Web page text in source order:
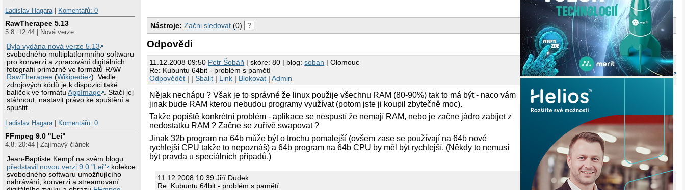
Ladislav Hagara
Komentářů: 0
RawTherapee 5.13
5.8. 12:44 | Nová verze
Byla vydána nová verze 5.13
svobodného multiplatformního softwaru
pro konverzi a zpracování digitálních
fotografií primárně ve formátů RAW
RawTherapee (Wikipedie ). Vedle
zdrojových kódů je k dispozici také
balíček ve formátuAppImage . Stačí jej
stáhnout, nastavit právo ke spuštění a
spustit.
Ladislav Hagara
Komentářů: 0
FFmpeg 9.0 "Lei"
4.8. 20:44 | Zajímavý článek
Jean-Baptiste Kempf na svém blogu
představil novou verzi 9.0 "Lei"
kolekce
svobodného softwaru umožňujícího
nahrávání, konverzi a streamovaní
Nástroje: Začni sledovat (0) ?
Odpovědi
11.12.2008 09:50 Petr Šobáň | skóre: 80 | blog:soban | Olomouc
Re: Kubuntu 64bit - problém s pamětí
Odpovědět | |Sbalit | Link | Blokovat |Admin
Nějak nechápu ? Však je to správné že linux použije všechnu RAM (80-90%) tak to má být - naco vám
jinak bude RAM kterou nebudou programy využívat (potom jste ji koupil zbytečně moc).
Takže popiště konkrétní problém - aplikace se nespustí že nemají RAM, nebo je začne jádro zabíjet z
nedostatku RAM ? Začne se zuřivě swapovat ?
Jinak 32b program na 64b může být o trochu pomalejší (ovšem zase se používají na 64b nové
rychlejší CPU takže to nepoznáš) a 64b program na 64b CPU by měl být rychlejší. (Někdy to nemusí
být pravda u speciálních případů.)
11.12.2008 10:39 Jiří Dudek
Re: Kubuntu 64bit - problém s pamětí